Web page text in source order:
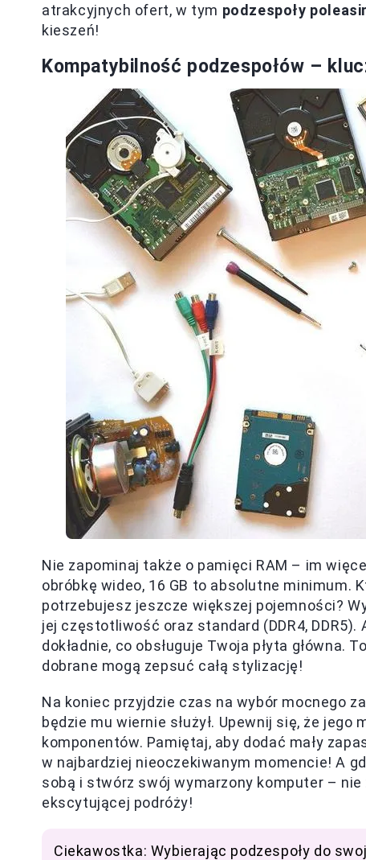
atrakcyjnych ofert, w tym podzespoły
kieszeń!
Kompatybilność podzespołów –
Nie zapominaj także o pamięci RAM – im
obróbkę wideo, 16 GB to absolutne minimum.
potrzebujesz jeszcze większej pojemności?
jej częstotliwość oraz standard (DDR4,
dokładnie, co obsługuje Twoja płyta główna.
dobrane mogą zepsuć całą stylizację!
Na koniec przyjdzie czas na wybór mocnego
będzie mu wiernie służył. Upewnij się, że
komponentów. Pamiętaj, aby dodać mały
w najbardziej nieoczekiwanym momencie! A
sobą i stwórz swój wymarzony komputer –
ekscytującej podróży!
Ciekawostka: Wybierając podzespoły do